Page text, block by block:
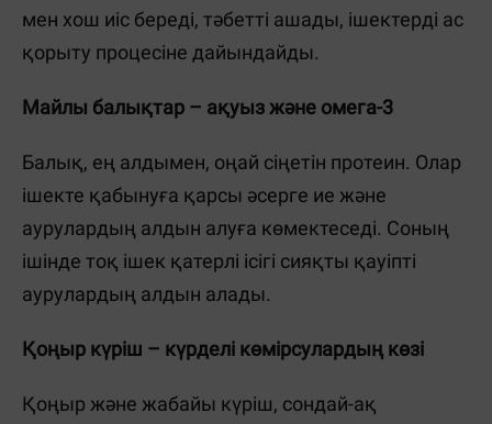
мен хош иіс береді, тәбетті ашады, ішектерді ас
қорыту процесіне дайындайды.
Майлы балықтар – ақуыз және омега-3
Балық, ең алдымен, оңай сіңетін протеин. Олар
ішекте қабынуға қарсы әсерге ие және
аурулардың алдын алуға көмектеседі. Соның
ішінде тоқ ішек қатерлі ісігі сияқты қауіпті
аурулардың алдын алады.
Қоңыр күріш – күрделі көмірсулардың көзі
Қоңыр және жабайы күріш, сондай-ақ